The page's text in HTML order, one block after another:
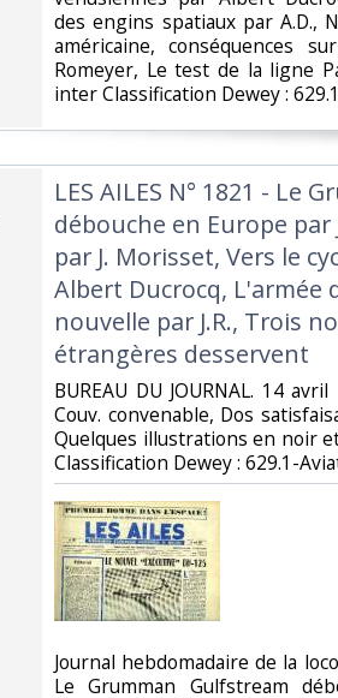
des engins spatiaux par A.D.,
américaine, conséquences
Romeyer, Le test de la ligne
inter Classification Dewey :
‎LES AILES N° 1821 - Le
débouche en Europe par
par J. Morisset, Vers le
Albert Ducrocq, L'armée
nouvelle par J.R., Trois
étrangères desservent‎
‎BUREAU DU JOURNAL. 14
Couv. convenable, Dos
Quelques illustrations en noir
Classification Dewey : 629.1-
‎Journal hebdomadaire de la
Le Grumman Gulfstream